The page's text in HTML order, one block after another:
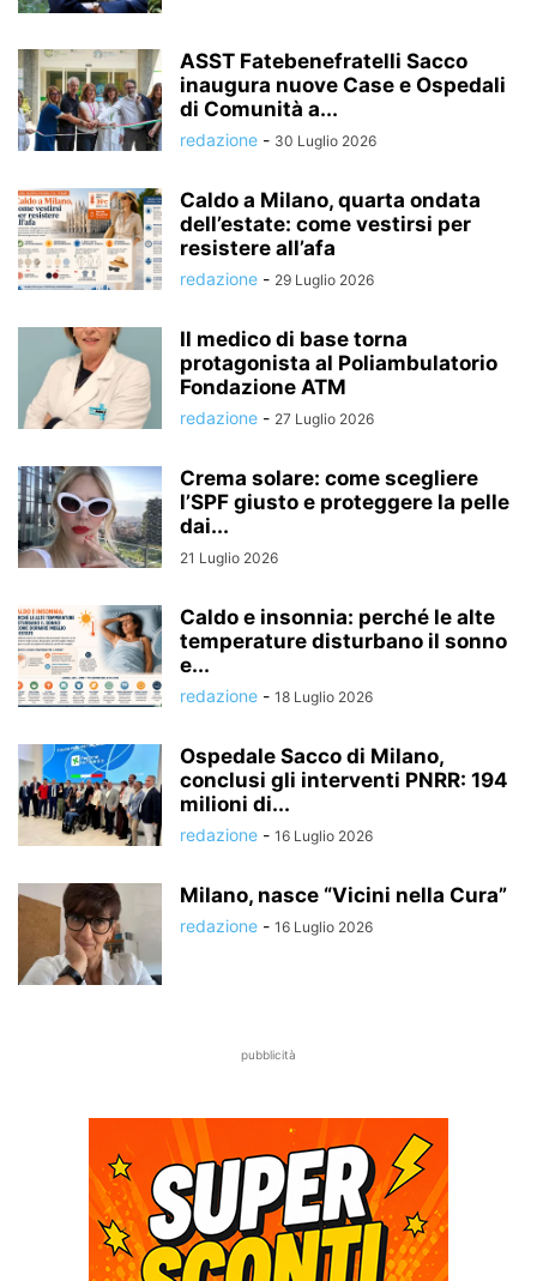
ASST Fatebenefratelli Sacco
inaugura nuove Case e Ospedali
di Comunità a...
redazione - 30 Luglio 2026
Caldo a Milano, quarta ondata
dell’estate: come vestirsi per
resistere all’afa
redazione - 29 Luglio 2026
Il medico di base torna
protagonista al Poliambulatorio
Fondazione ATM
redazione - 27 Luglio 2026
Crema solare: come scegliere
l’SPF giusto e proteggere la pelle
dai...
21 Luglio 2026
Caldo e insonnia: perché le alte
temperature disturbano il sonno
e...
redazione - 18 Luglio 2026
Ospedale Sacco di Milano,
conclusi gli interventi PNRR: 194
milioni di...
redazione - 16 Luglio 2026
Milano, nasce “Vicini nella Cura”
redazione - 16 Luglio 2026
pubblicità